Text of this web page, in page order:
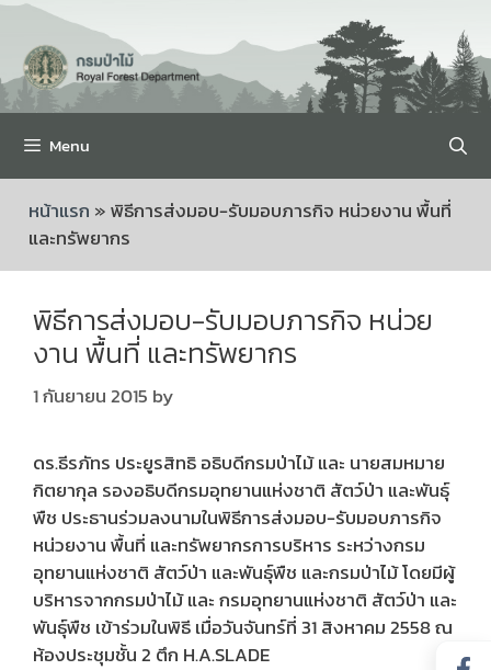
Menu
หน้าแรก »พิธีการส่งมอบ-รับมอบภารกิจ หน่วยงาน พื้นที่
และทรัพยากร
พิธีการส่งมอบ-รับมอบภารกิจ หน่วย
งาน พื้นที่ และทรัพยากร
1 กันยายน 2015 by
ดร.ธีรภัทร ประยูรสิทธิ อธิบดีกรมป่าไม้ และ นายสมหมาย
กิตยากุล รองอธิบดีกรมอุทยานแห่งชาติ สัตว์ป่า และพันธุ์
พืช ประธานร่วมลงนามในพิธีการส่งมอบ-รับมอบภารกิจ
หน่วยงาน พื้นที่ และทรัพยากรการบริหาร ระหว่างกรม
อุทยานแห่งชาติ สัตว์ป่า และพันธุ์พืช และกรมป่าไม้ โดยมีผู้
บริหารจากกรมป่าไม้ และ กรมอุทยานแห่งชาติ สัตว์ป่า และ
พันธุ์พืช เข้าร่วมในพิธี เมื่อวันจันทร์ที่ 31 สิงหาคม 2558 ณ
ห้องประชุมชั้น 2 ตึก H.A.SLADE